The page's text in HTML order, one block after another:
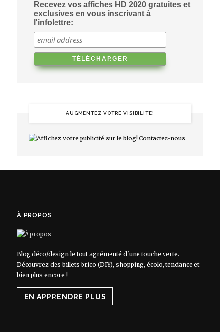
Recevez vos affiches HD 2020 gratuites et
exclusives en vous inscrivant à
l'infolettre:
AUGMENTEZ VOTRE VISIBILITÉ!
À PROPOS
Blog déco/design le tout agrémenté d'une touche verte.
Découvrez des billets brico (DIY), shopping, écolo, tendance et
bien plus encore !
EN APPRENDRE PLUS